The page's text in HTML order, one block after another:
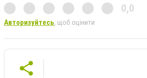
0,0
Авторизуйтесь, щоб оцінити